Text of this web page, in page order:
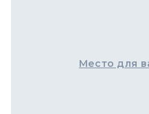
Место для